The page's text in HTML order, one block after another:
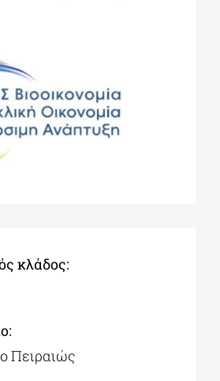
κλάδος:
Πειραιώς